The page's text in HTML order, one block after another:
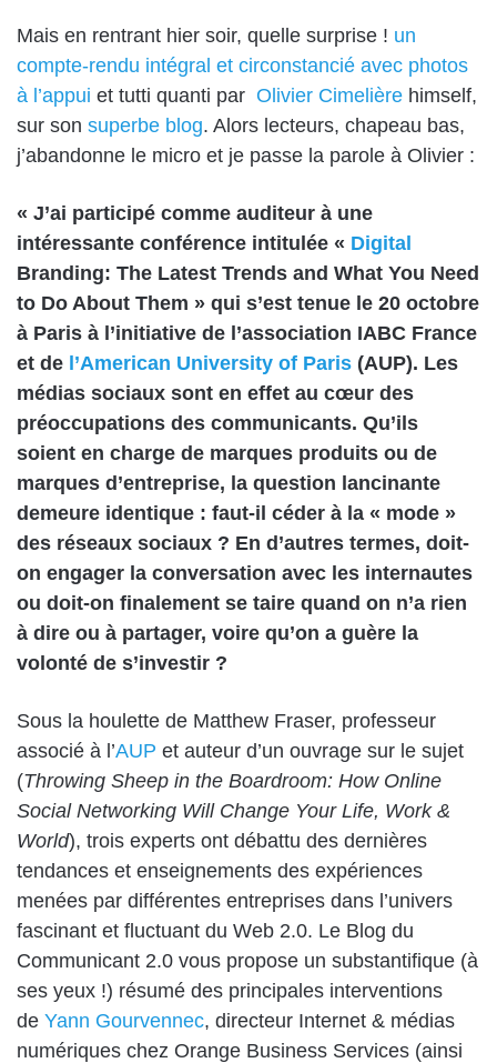
Mais en rentrant hier soir, quelle surprise ! un
compte-rendu intégral et circonstancié avec photos
à l’appui et tutti quanti par Olivier Cimelière himself,
sur son superbe blog. Alors lecteurs, chapeau bas,
j’abandonne le micro et je passe la parole à Olivier :
« J’ai participé comme auditeur à une
intéressante conférence intitulée « Digital
Branding: The Latest Trends and What You Need
to Do About Them » qui s’est tenue le 20 octobre
à Paris à l’initiative de l’association IABC France
et de l’American University of Paris (AUP). Les
médias sociaux sont en effet au cœur des
préoccupations des communicants. Qu’ils
soient en charge de marques produits ou de
marques d’entreprise, la question lancinante
demeure identique : faut-il céder à la « mode »
des réseaux sociaux ? En d’autres termes, doit-
on engager la conversation avec les internautes
ou doit-on finalement se taire quand on n’a rien
à dire ou à partager, voire qu’on a guère la
volonté de s’investir ?
Sous la houlette de Matthew Fraser, professeur
associé à l’AUP et auteur d’un ouvrage sur le sujet
(Throwing Sheep in the Boardroom: How Online
Social Networking Will Change Your Life, Work &
World), trois experts ont débattu des dernières
tendances et enseignements des expériences
menées par différentes entreprises dans l’univers
fascinant et fluctuant du Web 2.0. Le Blog du
Communicant 2.0 vous propose un substantifique (à
ses yeux !) résumé des principales interventions
de Yann Gourvennec, directeur Internet & médias
numériques chez Orange Business Services (ainsi